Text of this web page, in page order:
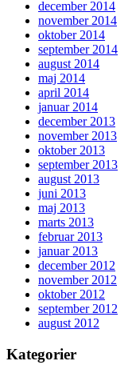
december 2014
november 2014
oktober 2014
september 2014
august 2014
maj 2014
april 2014
januar 2014
december 2013
november 2013
oktober 2013
september 2013
august 2013
juni 2013
maj 2013
marts 2013
februar 2013
januar 2013
december 2012
november 2012
oktober 2012
september 2012
august 2012
Kategorier